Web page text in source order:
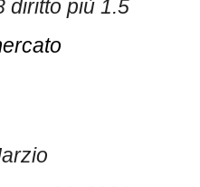
diritto più 1.5